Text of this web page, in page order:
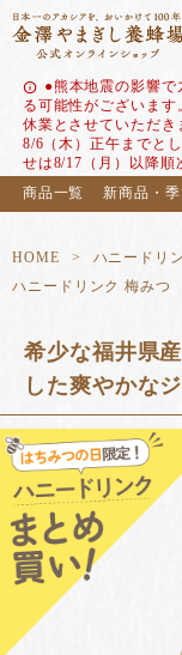
info ●熊本地震の影響
る可能性がございま
休業とさせていただ
8/6（木）正午までと
せは8/17（月）以降順
商品一覧
新商品・
HOME
ハニードリ
ハニードリンク 梅みつ
希少な福井県
した爽やかな